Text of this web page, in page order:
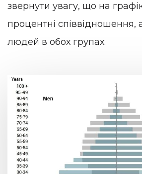
звернути увагу, що на
процентні співвідношення, а
людей в обох групах.